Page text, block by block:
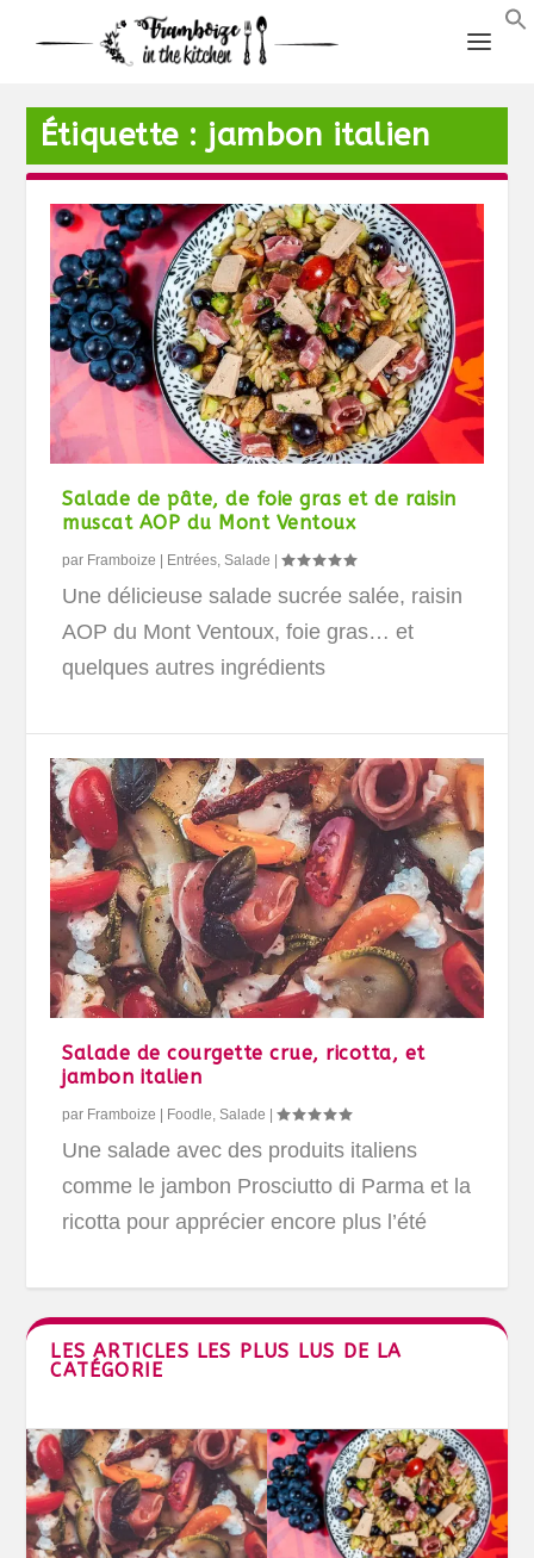
Étiquette : jambon italien
Salade de pâte, de foie gras et de raisin
muscat AOP du Mont Ventoux
par Framboize | Entrées ,Salade |
Une délicieuse salade sucrée salée, raisin
AOP du Mont Ventoux, foie gras… et
quelques autres ingrédients
Salade de courgette crue, ricotta, et
jambon italien
par Framboize | Foodle ,Salade |
Une salade avec des produits italiens
comme le jambon Prosciutto di Parma et la
ricotta pour apprécier encore plus l’été
LES ARTICLES LES PLUS LUS DE LA
CATÉGORIE